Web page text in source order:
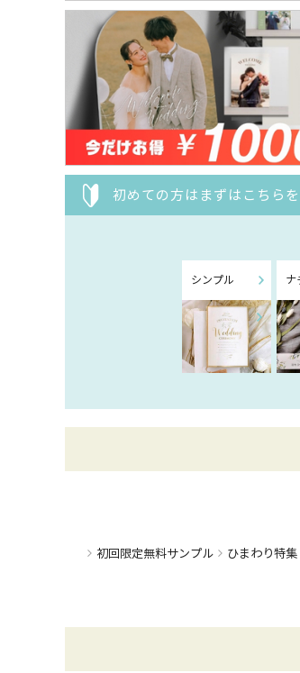
初めての方はまずはこちらを
シンプル ナ
初回限定無料サンプル ひまわり特集